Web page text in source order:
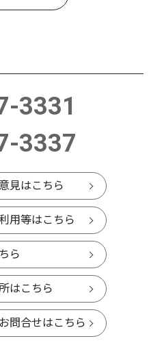
3331
3337
見はこちら
用等はこちら
ら
はこちら
問合せはこちら